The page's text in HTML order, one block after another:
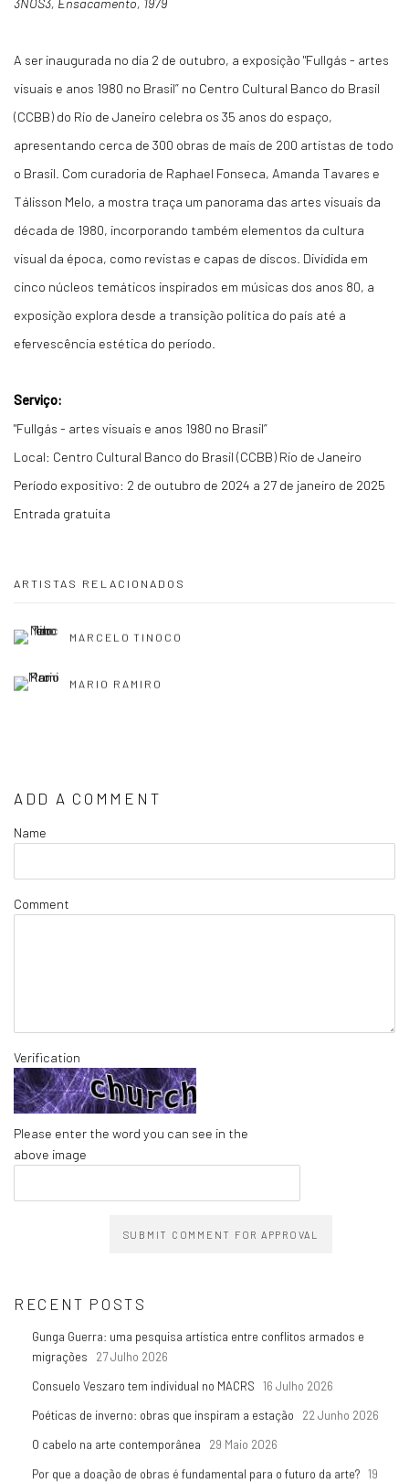
A ser inaugurada no dia 2 de outubro, a exposição "Fullgás - artes
visuais e anos 1980 no Brasil” no Centro Cultural Banco do Brasil
(CCBB) do Rio de Janeiro celebra os 35 anos do espaço,
apresentando cerca de 300 obras de mais de 200 artistas de todo
o Brasil. Com curadoria de Raphael Fonseca, Amanda Tavares e
Tálisson Melo, a mostra traça um panorama das artes visuais da
década de 1980, incorporando também elementos da cultura
visual da época, como revistas e capas de discos. Dividida em
cinco núcleos temáticos inspirados em músicas dos anos 80, a
exposição explora desde a transição política do país até a
efervescência estética do período.
Serviço:
"Fullgás - artes visuais e anos 1980 no Brasil”
Local: Centro Cultural Banco do Brasil (CCBB) Rio de Janeiro
Período expositivo: 2 de outubro de 2024 a 27 de janeiro de 2025
Entrada gratuita
ARTISTAS RELACIONADOS
MARCELO TINOCO
MARIO RAMIRO
ADD A COMMENT
Name
Comment
Verification
Please enter the word you can see in the
above image
SUBMIT COMMENT FOR APPROVAL
RECENT POSTS
Gunga Guerra: uma pesquisa artística entre conflitos armados e
migrações
27 Julho 2026
Consuelo Veszaro tem individual no MACRS
16 Julho 2026
Poéticas de inverno: obras que inspiram a estação
22 Junho 2026
O cabelo na arte contemporânea
29 Maio 2026
Por que a doação de obras é fundamental para o futuro da arte? 19